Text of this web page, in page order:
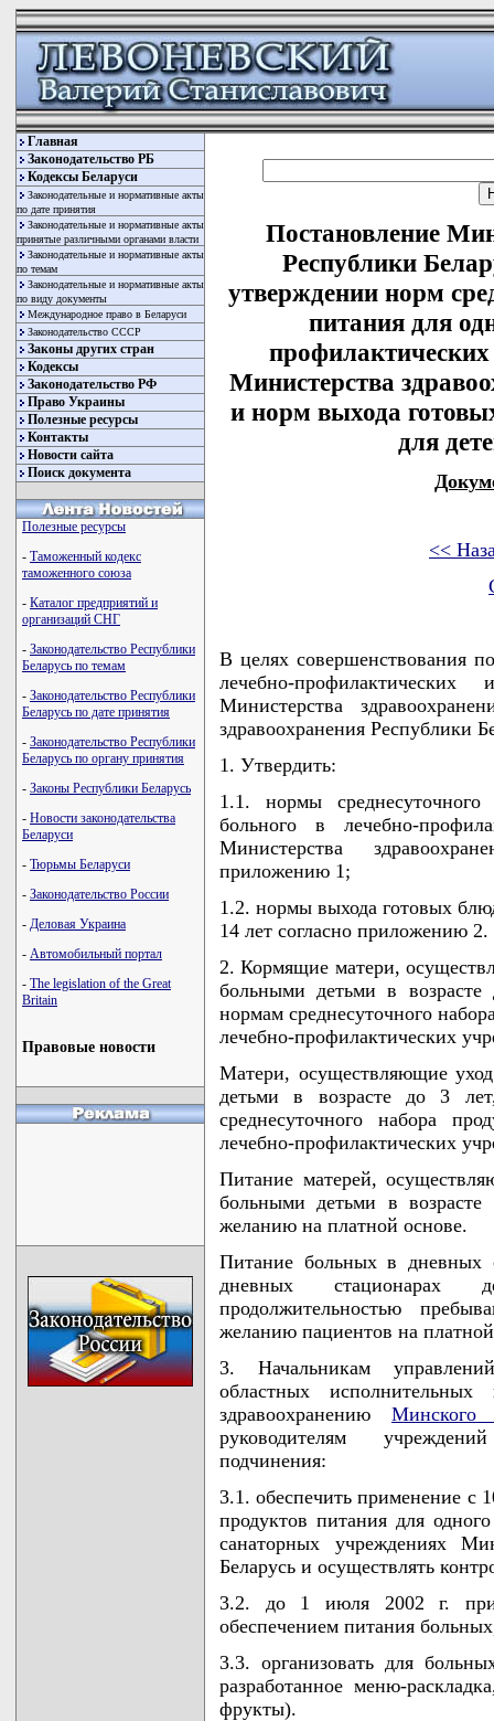
Главная
Законодательство РБ
Кодексы Беларуси
Законодательные и нормативные акты
по дате принятия
Законодательные и нормативные акты
принятые различными органами власти
Законодательные и нормативные акты
по темам
Законодательные и нормативные акты
по виду документы
Международное право в Беларуси
Законодательство СССР
Законы других стран
Кодексы
Законодательство РФ
Право Украины
Полезные ресурсы
Контакты
Новости сайта
Поиск документа
Полезные ресурсы
- Таможенный кодекс
таможенного союза
- Каталог предприятий и
организаций СНГ
- Законодательство Республики
Беларусь по темам
- Законодательство Республики
Беларусь по дате принятия
- Законодательство Республики
Беларусь по органу принятия
- Законы Республики Беларусь
- Новости законодательства
Беларуси
- Тюрьмы Беларуси
- Законодательство России
- Деловая Украина
- Автомобильный портал
- The legislation of the Great
Britain
Правовые новости
Постановление
Республики
утверждении норм
питания для
Министерства
и норм выхода
для
<<
В целях совершенствования
лечебно-
Министерства
здравоохранения
1. Утвердить:
1.1. нормы
больного в лечебно-
Министерства
приложению 1;
1.2. нормы выхода готовых
14 лет согласно приложению 2.
2. Кормящие матери,
больными детьми в
нормам среднесуточного
лечебно-профилактических
Матери, осуществляющие
детьми в возрасте до 3
среднесуточного набора
лечебно-профилактических
Питание матерей,
больными детьми в
желанию на платной основе.
Питание больных в дневных
дневных стационарах
продолжительностью
желанию пациентов на
3. Начальникам
областных исполнительных
здравоохранению Минского
руководителям
подчинения:
3.1. обеспечить применение с
продуктов питания для
санаторных учреждениях
Беларусь и осуществлять
3.2. до 1 июля 2002 г.
обеспечением питания
3.3. организовать для
разработанное меню-
фрукты).